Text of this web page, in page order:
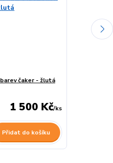
čaker - žlutá
1 500 Kč/ks
Přidat do košíku